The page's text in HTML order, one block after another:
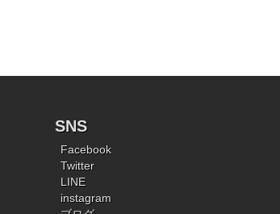
SNS
Facebook
Twitter
LINE
instagram